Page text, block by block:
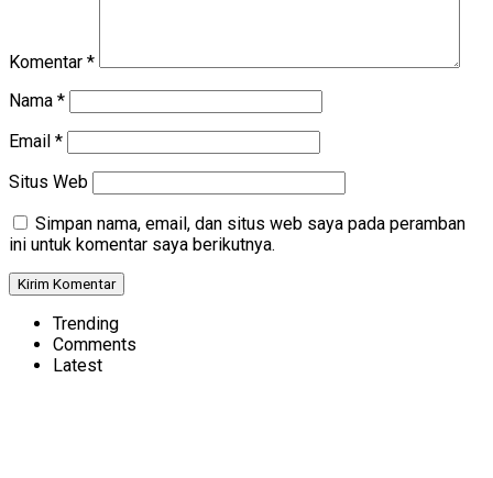
Komentar *
Nama *
Email *
Situs Web
Simpan nama, email, dan situs web saya pada peramban
ini untuk komentar saya berikutnya.
Trending
Comments
Latest